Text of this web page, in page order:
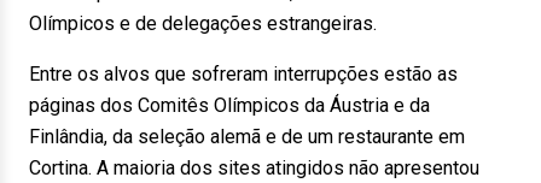
Olímpicos e de delegações estrangeiras.
Entre os alvos que sofreram interrupções estão as
páginas dos Comitês Olímpicos da Áustria e da
Finlândia, da seleção alemã e de um restaurante em
Cortina. A maioria dos sites atingidos não apresentou